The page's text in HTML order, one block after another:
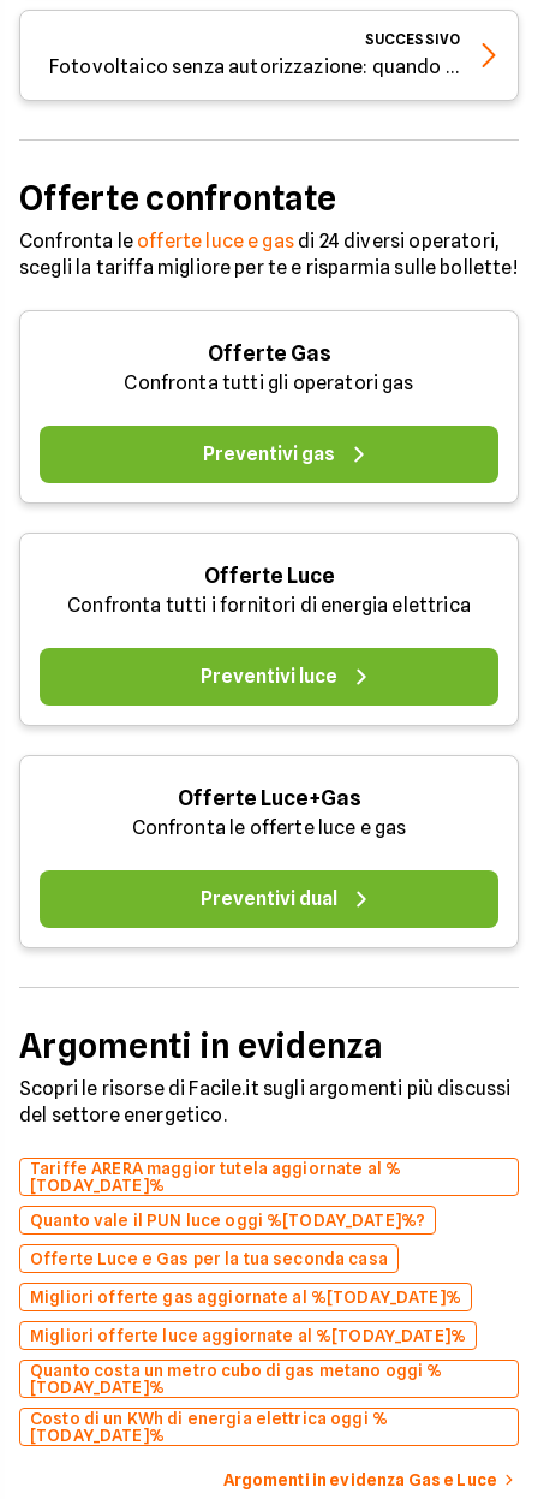
SUCCESSIVO
Fotovoltaico senza autorizzazione: quando si può installare e quali regole rispettare
Offerte confrontate
Confronta le offerte luce e gasdi 24 diversi operatori,
scegli la tariffa migliore per te e risparmia sulle bollette!
Offerte Gas
Confronta tutti gli operatori gas
Preventivi gas
Offerte Luce
Confronta tutti i fornitori di energia elettrica
Preventivi luce
Offerte Luce+Gas
Confronta le offerte luce e gas
Preventivi dual
Argomenti in evidenza
Scopri le risorse di Facile.it sugli argomenti più discussi
del settore energetico.
Tariffe ARERA maggior tutela aggiornate al %
[TODAY_DATE]%
Quanto vale il PUN luce oggi %[TODAY_DATE]%?
Offerte Luce e Gas per la tua seconda casa
Migliori offerte gas aggiornate al %[TODAY_DATE]%
Migliori offerte luce aggiornate al %[TODAY_DATE]%
Quanto costa un metro cubo di gas metano oggi %
[TODAY_DATE]%
Costo di un KWh di energia elettrica oggi %
[TODAY_DATE]%
Argomenti in evidenza Gas e Luce